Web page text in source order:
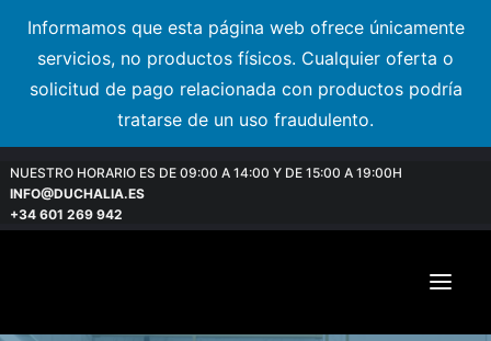
Informamos que esta página web ofrece únicamente
servicios, no productos físicos. Cualquier oferta o
solicitud de pago relacionada con productos podría
tratarse de un uso fraudulento.
NUESTRO HORARIO ES DE 09:00 A 14:00 Y DE 15:00 A 19:00H
INFO@DUCHALIA.ES
+34 601 269 942